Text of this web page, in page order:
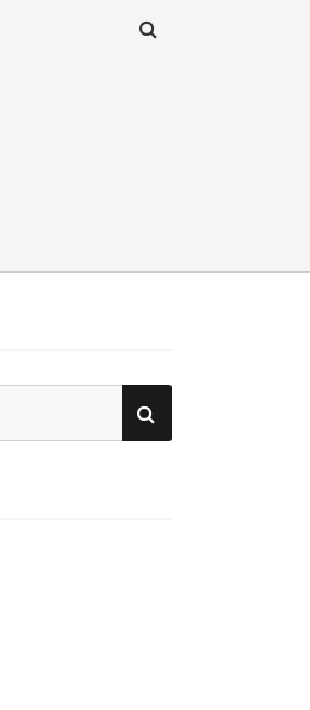
SEARCH